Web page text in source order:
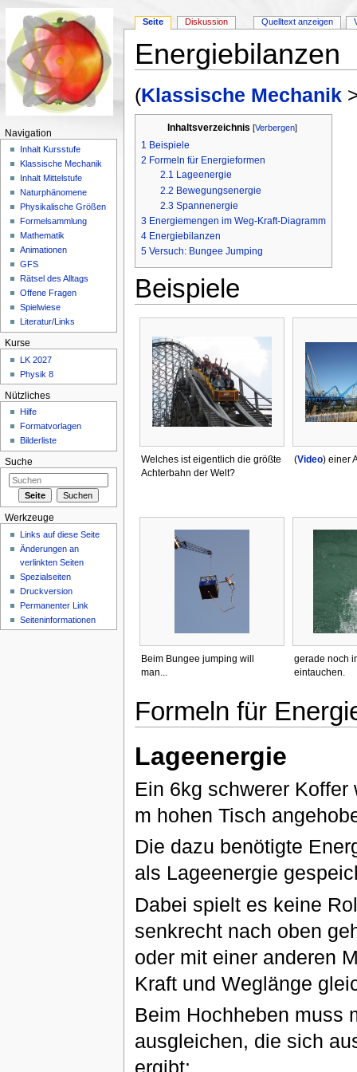
Energiebilanzen
(Klassische Mechanik
Inhaltsverzeichnis [Verbergen]
1 Beispiele
2 Formeln für Energieformen
2.1 Lageenergie
2.2 Bewegungsenergie
2.3 Spannenergie
3 Energiemengen im Weg-Kraft-Diagramm
4 Energiebilanzen
5 Versuch: Bungee Jumping
Beispiele
Welches ist eigentlich die größte
Achterbahn der Welt?
(Video) einer
Beim Bungee jumping will
man...
gerade noch
eintauchen.
Formeln für
Lageenergie
Ein 6kg schwerer
m hohen Tisch
Die dazu benötigte
als Lageenergie
Dabei spielt es keine
senkrecht nach oben
oder mit einer anderen
Kraft und Weglänge
Beim Hochheben muss
ausgleichen, die sich
ergibt:
Seite Diskussion Quelltext anzeigen
Navigation
Inhalt Kursstufe
Klassische Mechanik
Inhalt Mittelstufe
Naturphänomene
Physikalische Größen
Formelsammlung
Mathematik
Animationen
GFS
Rätsel des Alltags
Offene Fragen
Spielwiese
Literatur/Links
Kurse
LK 2027
Physik 8
Nützliches
Hilfe
Formatvorlagen
Bilderliste
Suche
Werkzeuge
Links auf diese Seite
Änderungen an
verlinkten Seiten
Spezialseiten
Druckversion
Permanenter Link
Seiteninformationen